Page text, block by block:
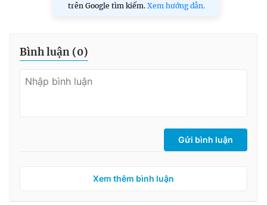
trên Google tìm kiếm. Xem hướng dẫn.
Bình luận (0)
Gửi bình luận
Xem thêm bình luận